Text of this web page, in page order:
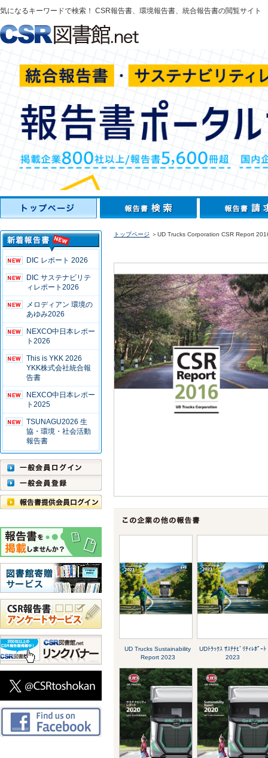
気になるキーワードで検索！ CSR報告書、環境報告書、統合報告書の閲覧サイト
DIC レポート 2026
DIC サステナビリテ
ィレポート2026
メロディアン 環境の
あゆみ2026
NEXCO中日本レポー
ト2026
This is YKK 2026
YKK株式会社統合報
告書
NEXCO中日本レポー
ト2025
TSUNAGU2026 生
協・環境・社会活動
報告書
トップページ ＞UD Trucks Corporation CSR Report
UD Trucks Sustainability
Report 2023
UDﾄﾗｯｸｽ ｻｽﾃﾅﾋﾞﾘﾃｨﾚﾎﾟｰﾄ
2023